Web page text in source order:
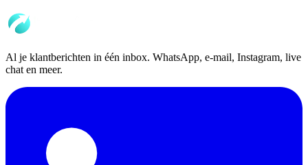
Al je klantberichten in één inbox. WhatsApp, e-mail, Instagram, live
chat en meer.